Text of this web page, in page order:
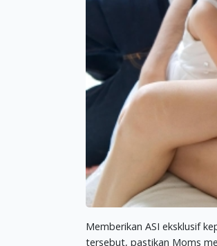
Memberikan ASI eksklusif
tersebut, pastikan Moms